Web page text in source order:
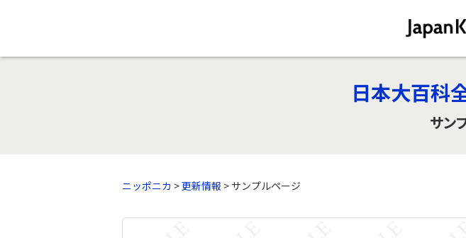
日本大百科
サン
ニッポニカ >更新情報 > サンプルページ